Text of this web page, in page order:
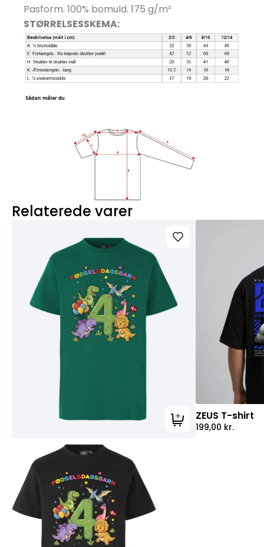
Pasform. 100% bomuld. 175 g/m²
STØRRELSESSKEMA:
Relaterede varer
Tilføj til kurv
ZEUS T-shirt
199,00 kr.